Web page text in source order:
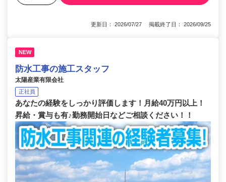
更新日： 2026/07/27 掲載終了日： 2026/09/25
NEW
防水工事の施工スタッフ
太陽産業有限会社
正社員
あなたの経験をしっかり評価します！月給40万円以上！
昇給・賞与も有♪勤務開始日などご相談ください！！